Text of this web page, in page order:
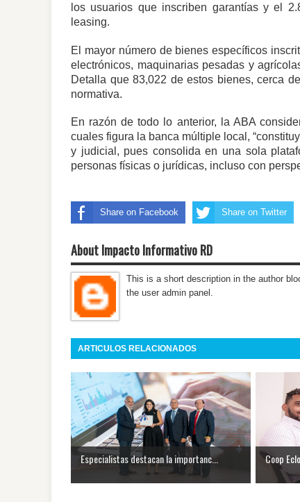
los usuarios que inscriben garantías y el
leasing.
El mayor número de bienes específicos
electrónicos, maquinarias pesadas y
Detalla que 83,022 de estos bienes, cerca
normativa.
En razón de todo lo anterior, la ABA
cuales figura la banca múltiple local,
y judicial, pues consolida en una sola
personas físicas o jurídicas, incluso con
Share on Facebook Share on Twitter
About Impacto Informativo RD
This is a short description in the author
the user admin panel.
ARTICULOS RELACIONADOS
Especialistas destacan la importanc... Coop